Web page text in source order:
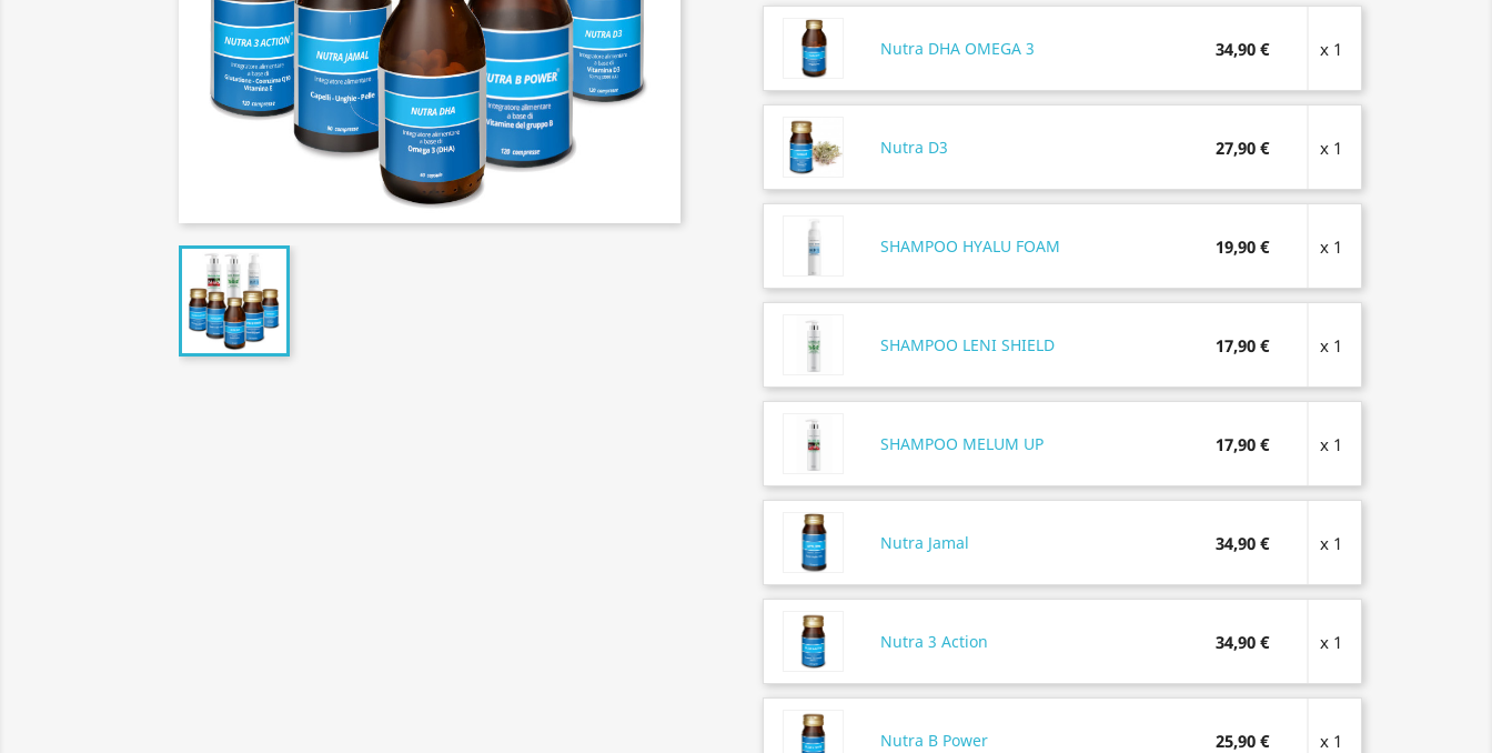
Nutra DHA OMEGA 3 34,90 € x 1
Nutra D3 27,90 € x 1
SHAMPOO HYALU FOAM 19,90 € x 1
SHAMPOO LENI SHIELD 17,90 € x 1
SHAMPOO MELUM UP 17,90 € x 1
Nutra Jamal 34,90 € x 1
Nutra 3 Action 34,90 € x 1
Nutra B Power 25,90 € x 1